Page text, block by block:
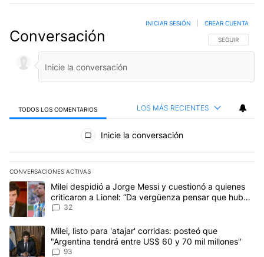
Conversación SIGA ESTA
SEGUIR
INICIAR SESIÓN CREAR CUENTA
TODOS LOS COMENTARIOS LOS MÁS RECIENTES
Todos los comentarios
Inicie la conversación
CONVERSACIONES ACTIVAS
Este listado muestra los artículos con más comentarios en los
Un artículo de tendencia con el título "Milei despidió a Jorge
Milei despidió a Jorge Messi y cuestionó a quienes
criticaron a Lionel: “Da vergüenza pensar que hubo
anti-Messi”
32
Un artículo de tendencia con el título "Milei, listo para 'atajar'
Milei, listo para 'atajar' corridas: posteó que
"Argentina tendrá entre US$ 60 y 70 mil millones"
93